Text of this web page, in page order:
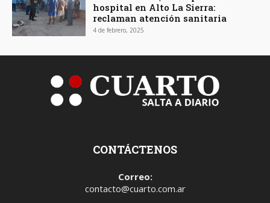
hospital en Alto La Sierra:
reclaman atención sanitaria
4 de febrero, 2025
CONTÁCTENOS
Correo:
contacto@cuarto.com.ar